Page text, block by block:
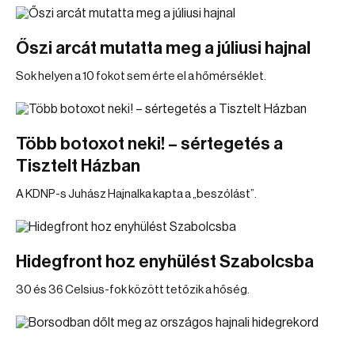
Őszi arcát mutatta meg a júliusi hajnal
Sok helyen a 10 fokot sem érte el a hőmérséklet.
Több botoxot neki! – sértegetés a
Tisztelt Házban
A KDNP-s Juhász Hajnalka kapta a „beszólást”.
Hidegfront hoz enyhülést Szabolcsba
30 és 36 Celsius-fok között tetőzik a hőség.